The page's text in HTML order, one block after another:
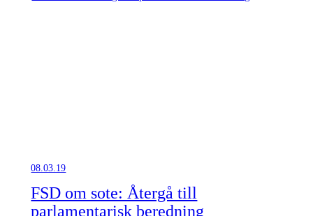
08.03.19
FSD om sote: Återgå till
parlamentarisk beredning